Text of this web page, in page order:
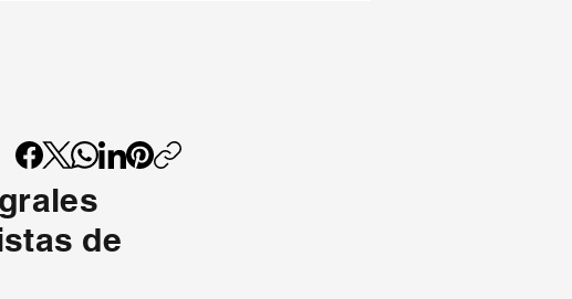
una
de techado
con una
de